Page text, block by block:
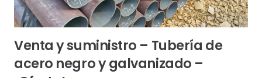
Venta y suministro – Tubería de
acero negro y galvanizado –